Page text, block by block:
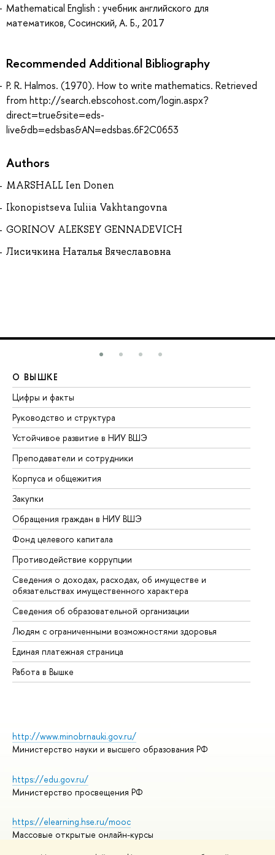
Mathematical English : учебник английского для
математиков, Сосинский, А. Б., 2017
Recommended Additional Bibliography
P. R. Halmos. (1970). How to write mathematics. Retrieved
from http://search.ebscohost.com/login.aspx?
direct=true&site=eds-
live&db=edsbas&AN=edsbas.6F2C0653
Authors
MARSHALL Ien Donen
Ikonopistseva Iuliia Vakhtangovna
GORINOV ALEKSEY GENNADEVICH
Лисичкина Наталья Вячеславовна
О ВЫШКЕ
Цифры и факты
Руководство и структура
Устойчивое развитие в НИУ ВШЭ
Преподаватели и сотрудники
Корпуса и общежития
Закупки
Обращения граждан в НИУ ВШЭ
Фонд целевого капитала
Противодействие коррупции
Сведения о доходах, расходах, об имуществе и
обязательствах имущественного характера
Сведения об образовательной организации
Людям с ограниченными возможностями здоровья
Единая платежная страница
Работа в Вышке
http://www.minobrnauki.gov.ru/
Министерство науки и высшего образования РФ
https://edu.gov.ru/
Министерство просвещения РФ
https://elearning.hse.ru/mooc
Массовые открытые онлайн-курсы